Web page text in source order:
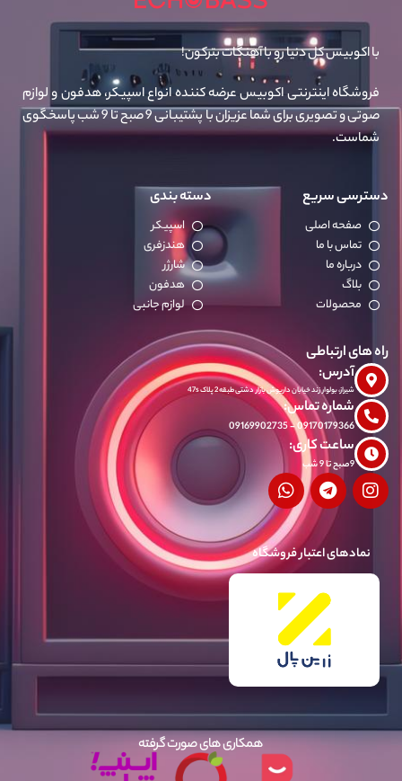
با اکوبیس کل دنیا رو با آهنگات بترکون!
فروشگاه اینترنتی اکوبیس عرضه کننده انواع اسپیکر، هدفون و لوازم
صوتی و تصویری برای شما عزیزان با پشتیبانی 9 صبح تا 9 شب پاسخگوی
شماست.
نمادهای اعتبار فروشگاه
همکاری های صورت گرفته
دسترسی سریع
صفحه اصلی
تماس با ما
درباره ما
بلاگ
محصولات
دسته بندی
اسپیکر
هندزفری
شارژر
هدفون
لوازم جانبی
راه های ارتباطی
آدرس:
شیراز، بولوار زند خیابان داریوش بازار دشتی طبقه 2 پلاک 47s
شماره تماس:
09170179366 - 09169902735
ساعت کاری:
9صبح تا 9 شب